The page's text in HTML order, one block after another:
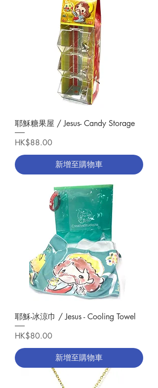
耶穌糖果屋 / Jesus- Candy Storage
價格
HK$88.00
新增至購物車
耶穌-冰涼巾 / Jesus - Cooling Towel
價格
HK$80.00
新增至購物車